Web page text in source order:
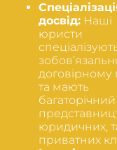
досвід: Наші
юристи
договірному
та мають
юридичних,
приватних